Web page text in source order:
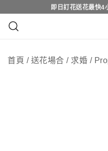
to
content
即日訂花送花最快
即日訂花送花最快
首頁 / 送花場合 / 求婚 /